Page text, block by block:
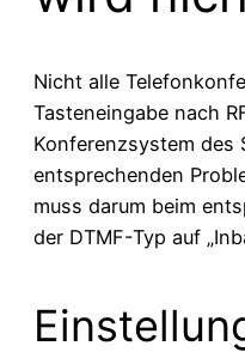
Nicht alle
Tasteneingabe nach
Konferenzsystem des
entsprechenden
muss darum beim
der DTMF-Typ auf